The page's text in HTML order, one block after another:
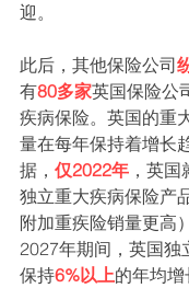
迎。
此后，其他保险公司
有80多家英国保险公
疾病保险。英国的重
量在每年保持着增长
据， 仅2022年 ，英
独立重大疾病保险产
附加重疾险销量更高
2027年期间，英国独
保持6%以上的年均增